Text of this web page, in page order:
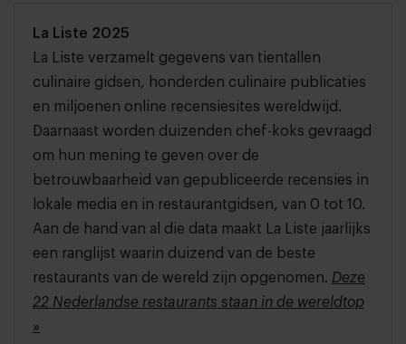
La Liste 2025
La Liste verzamelt gegevens van tientallen
culinaire gidsen, honderden culinaire publicaties
en miljoenen online recensiesites wereldwijd.
Daarnaast worden duizenden chef-koks gevraagd
om hun mening te geven over de
betrouwbaarheid van gepubliceerde recensies in
lokale media en in restaurantgidsen, van 0 tot 10.
Aan de hand van al die data maakt La Liste jaarlijks
een ranglijst waarin duizend van de beste
restaurants van de wereld zijn opgenomen. Deze
22 Nederlandse restaurants staan in de wereldtop
»